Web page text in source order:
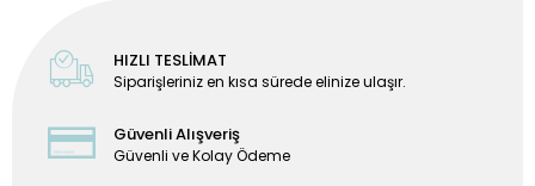
HIZLI TESLİMAT
Siparişleriniz en kısa sürede elinize ulaşır.
Güvenli Alışveriş
Güvenli ve Kolay Ödeme